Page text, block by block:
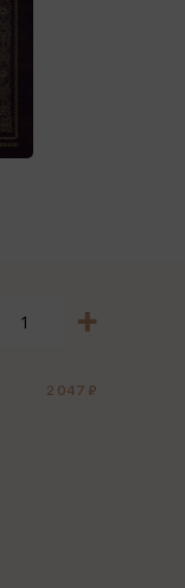
2 047 ₽